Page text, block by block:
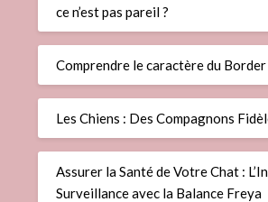
ce n’est pas pareil ?
Comprendre le caractère du
Les Chiens : Des Compagnons
Assurer la Santé de Votre Chat :
Surveillance avec la Balance Freya